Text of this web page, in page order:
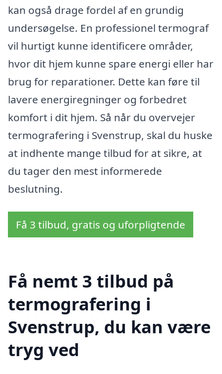
kan også drage fordel af en grundig
undersøgelse. En professionel termograf
vil hurtigt kunne identificere områder,
hvor dit hjem kunne spare energi eller har
brug for reparationer. Dette kan føre til
lavere energiregninger og forbedret
komfort i dit hjem. Så når du overvejer
termografering i Svenstrup, skal du huske
at indhente mange tilbud for at sikre, at
du tager den mest informerede
beslutning.
Få 3 tilbud, gratis og uforpligtende
Få nemt 3 tilbud på
termografering i
Svenstrup, du kan være
tryg ved